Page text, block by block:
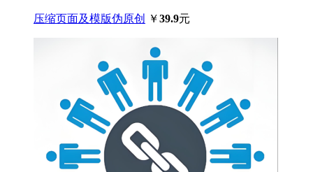
压缩页面及模版伪原创 ￥39.9元